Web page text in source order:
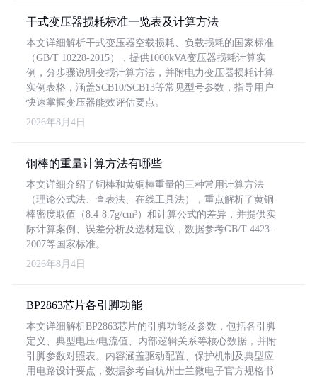
干式变压器损耗标准一览表及计算方法
本文详细解析干式变压器空载损耗、负载损耗的国家标准
（GB/T 10228-2015），提供1000kVA变压器损耗计算实
例，分步骤说明变损计算方法，并附电力变压器损耗计算
实例表格，涵盖SCB10/SCB13等常见型号参数，指导用户
快速掌握变压器能效评估要点。
2026年8月4日
铜棒的重量计算方法有哪些
本文详细介绍了铜棒和黄铜棒重量的三种常用计算方法
（理论公式法、查表法、在线工具法），重点解析了黄铜
棒密度取值（8.4-8.7g/cm³）和计算公式的差异，并提供实
际计算案例、误差分析及选材建议，数据参考GB/T 4423-
2007等国家标准。
2026年8月4日
BP2863芯片各引脚功能
本文详细解析BP2863芯片的引脚功能及参数，包括各引脚
定义、典型电压/电流值、内部逻辑关系等核心数据，并附
引脚参数对照表。内容涵盖驱动配置、保护机制及典型应
用电路设计要点，数据参考自杭州士兰微电子官方规格书